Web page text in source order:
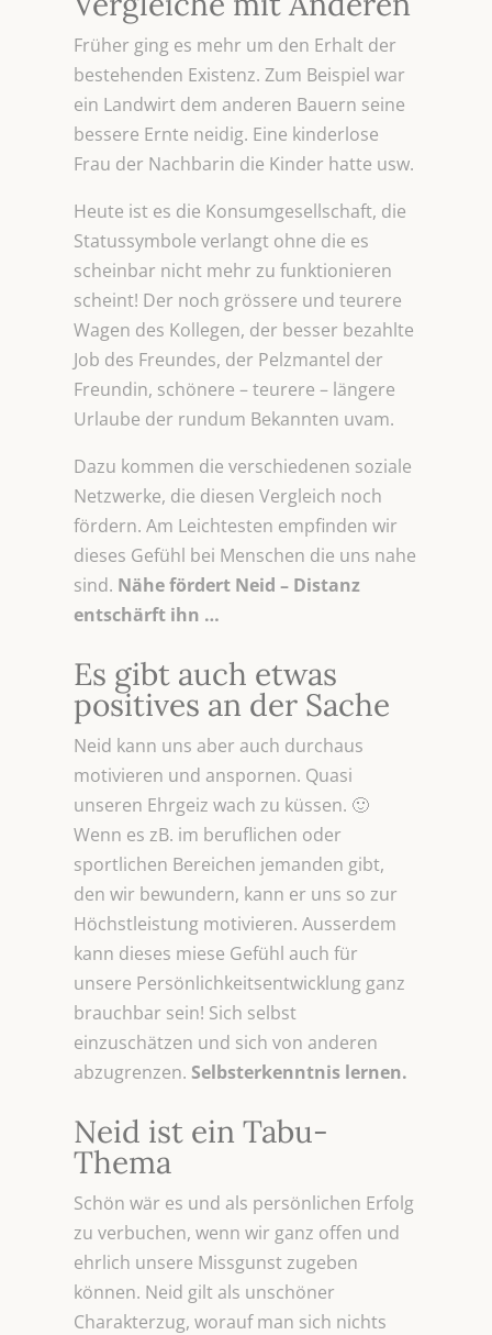
Früher ging es mehr um den Erhalt der
bestehenden Existenz. Zum Beispiel war
ein Landwirt dem anderen Bauern seine
bessere Ernte neidig. Eine kinderlose
Frau der Nachbarin die Kinder hatte usw.
Heute ist es die Konsumgesellschaft, die
Statussymbole verlangt ohne die es
scheinbar nicht mehr zu funktionieren
scheint! Der noch grössere und teurere
Wagen des Kollegen, der besser bezahlte
Job des Freundes, der Pelzmantel der
Freundin, schönere – teurere – längere
Urlaube der rundum Bekannten uvam.
Dazu kommen die verschiedenen soziale
Netzwerke, die diesen Vergleich noch
fördern. Am Leichtesten empfinden wir
dieses Gefühl bei Menschen die uns nahe
sind. Nähe fördert Neid – Distanz
entschärft ihn …
Es gibt auch etwas
positives an der Sache
Neid kann uns aber auch durchaus
motivieren und anspornen. Quasi
unseren Ehrgeiz wach zu küssen. 🙂
Wenn es zB. im beruflichen oder
sportlichen Bereichen jemanden gibt,
den wir bewundern, kann er uns so zur
Höchstleistung motivieren. Ausserdem
kann dieses miese Gefühl auch für
unsere Persönlichkeitsentwicklung ganz
brauchbar sein! Sich selbst
einzuschätzen und sich von anderen
abzugrenzen.Selbsterkenntnis lernen.
Neid ist ein Tabu-
Thema
Schön wär es und als persönlichen Erfolg
zu verbuchen, wenn wir ganz offen und
ehrlich unsere Missgunst zugeben
können. Neid gilt als unschöner
Charakterzug, worauf man sich nichts